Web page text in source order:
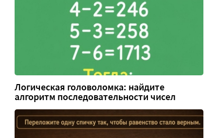
Логическая головоломка: найдите
алгоритм последовательности чисел